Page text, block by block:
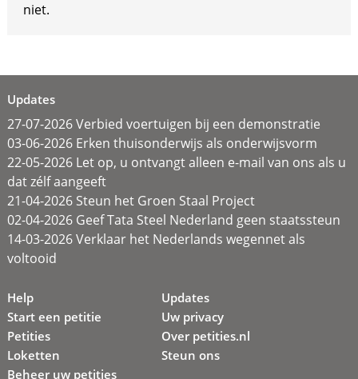
niet.
Updates
27-07-2026 Verbied voertuigen bij een demonstratie
03-06-2026 Erken thuisonderwijs als onderwijsvorm
22-05-2026 Let op, u ontvangt alleen e-mail van ons als u
dat zélf aangeeft
21-04-2026 Steun het Groen Staal Project
02-04-2026 Geef Tata Steel Nederland geen staatssteun
14-03-2026 Verklaar het Nederlands wegennet als
voltooid
Help
Start een petitie
Petities
Loketten
Beheer uw petities
Updates
Uw privacy
Over petities.nl
Steun ons